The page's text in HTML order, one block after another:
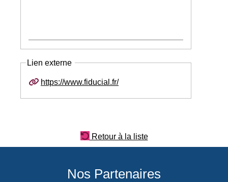
Lien externe
https://www.fiducial.fr/
Retour à la liste
Nos Partenaires